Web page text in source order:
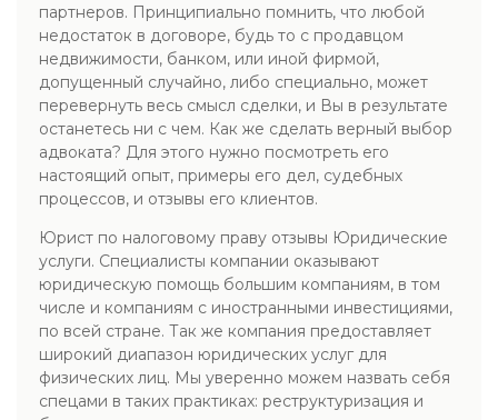
партнеров. Принципиально помнить, что любой
недостаток в договоре, будь то с продавцом
недвижимости, банком, или иной фирмой,
допущенный случайно, либо специально, может
перевернуть весь смысл сделки, и Вы в результате
останетесь ни с чем. Как же сделать верный выбор
адвоката? Для этого нужно посмотреть его
настоящий опыт, примеры его дел, судебных
процессов, и отзывы его клиентов.
Юрист по налоговому праву отзывы Юридические
услуги. Специалисты компании оказывают
юридическую помощь большим компаниям, в том
числе и компаниям с иностранными инвестициями,
по всей стране. Так же компания предоставляет
широкий диапазон юридических услуг для
физических лиц. Мы уверенно можем назвать себя
спецами в таких практиках: реструктуризация и